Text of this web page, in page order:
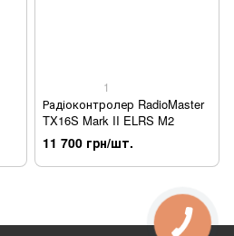
1
Радіоконтролер RadioMaster
TX16S Mark II ELRS M2
11 700 грн/шт.